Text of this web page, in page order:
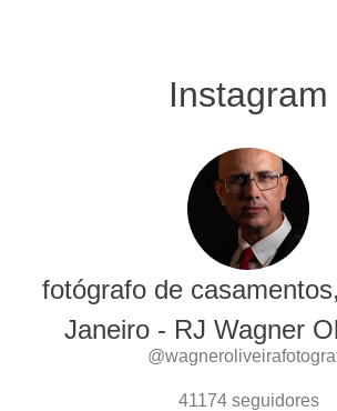
Instagram
fotógrafo de
Janeiro - RJ Wagner
41174 seguidores